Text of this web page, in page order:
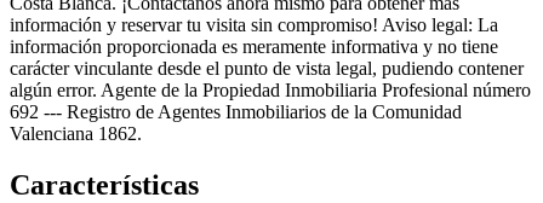
información y reservar tu visita sin compromiso! Aviso legal: La
información proporcionada es meramente informativa y no tiene
carácter vinculante desde el punto de vista legal, pudiendo contener
algún error. Agente de la Propiedad Inmobiliaria Profesional número
692 --- Registro de Agentes Inmobiliarios de la Comunidad
Valenciana 1862.
Características